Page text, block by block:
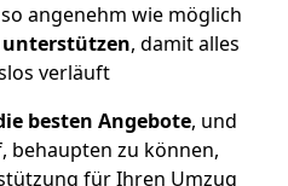
angenehm wie möglich
unterstützen, damit alles
verläuft
besten Angebote, und
behaupten zu können,
für Ihren Umzug